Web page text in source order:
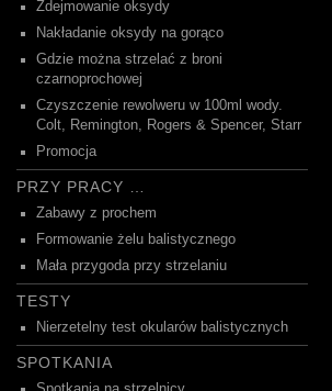
Zdejmowanie oksydy
Nakładanie oksydy na gorąco
Gdzie można strzelać z broni
czarnoprochowej
Czyszczenie rewolweru w 100ml wody.
Colt, Remington, Rogers & Spencer, Starr
Promocja
PRZY PRACY …
Zabawy z prochem
Formowanie żelu balistycznego
Mała przygoda przy strzelaniu
TESTY
Nierzetelny test okularów balistycznych
SPOTKANIA